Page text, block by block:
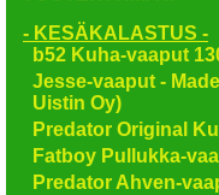
- KESÄKALASTUS -
b52 Kuha-vaaput
Jesse-vaaput -
Uistin Oy)
Predator Original
Fatboy Pullukka-
Predator Ahven-